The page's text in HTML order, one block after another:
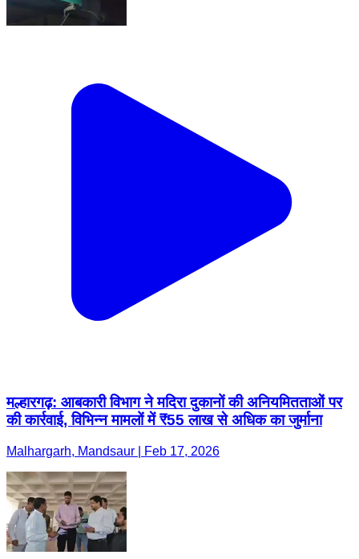
मल्हारगढ़: आबकारी विभाग ने मदिरा दुकानों की अनियमितताओं पर
की कार्रवाई, विभिन्न मामलों में ₹55 लाख से अधिक का जुर्माना
Malhargarh, Mandsaur | Feb 17, 2026